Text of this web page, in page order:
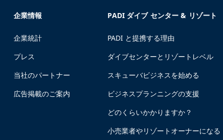
企業情報
企業統計
プレス
当社のパートナー
広告掲載のご案内
PADI ダイブ センター & リゾート
PADI と提携する理由
ダイブセンターとリゾートレベル
スキューバビジネスを始める
ビジネスプランニングの支援
どのくらいかかりますか？
小売業者やリゾートオーナーになる